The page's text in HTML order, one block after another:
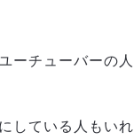
ーチューバーの人
している人もいれ